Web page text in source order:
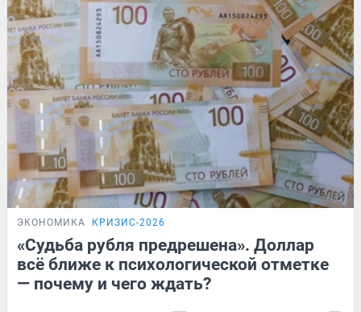
ЭКОНОМИКА КРИЗИС-2026
«Судьба рубля предрешена». Доллар
всё ближе к психологической отметке
— почему и чего ждать?